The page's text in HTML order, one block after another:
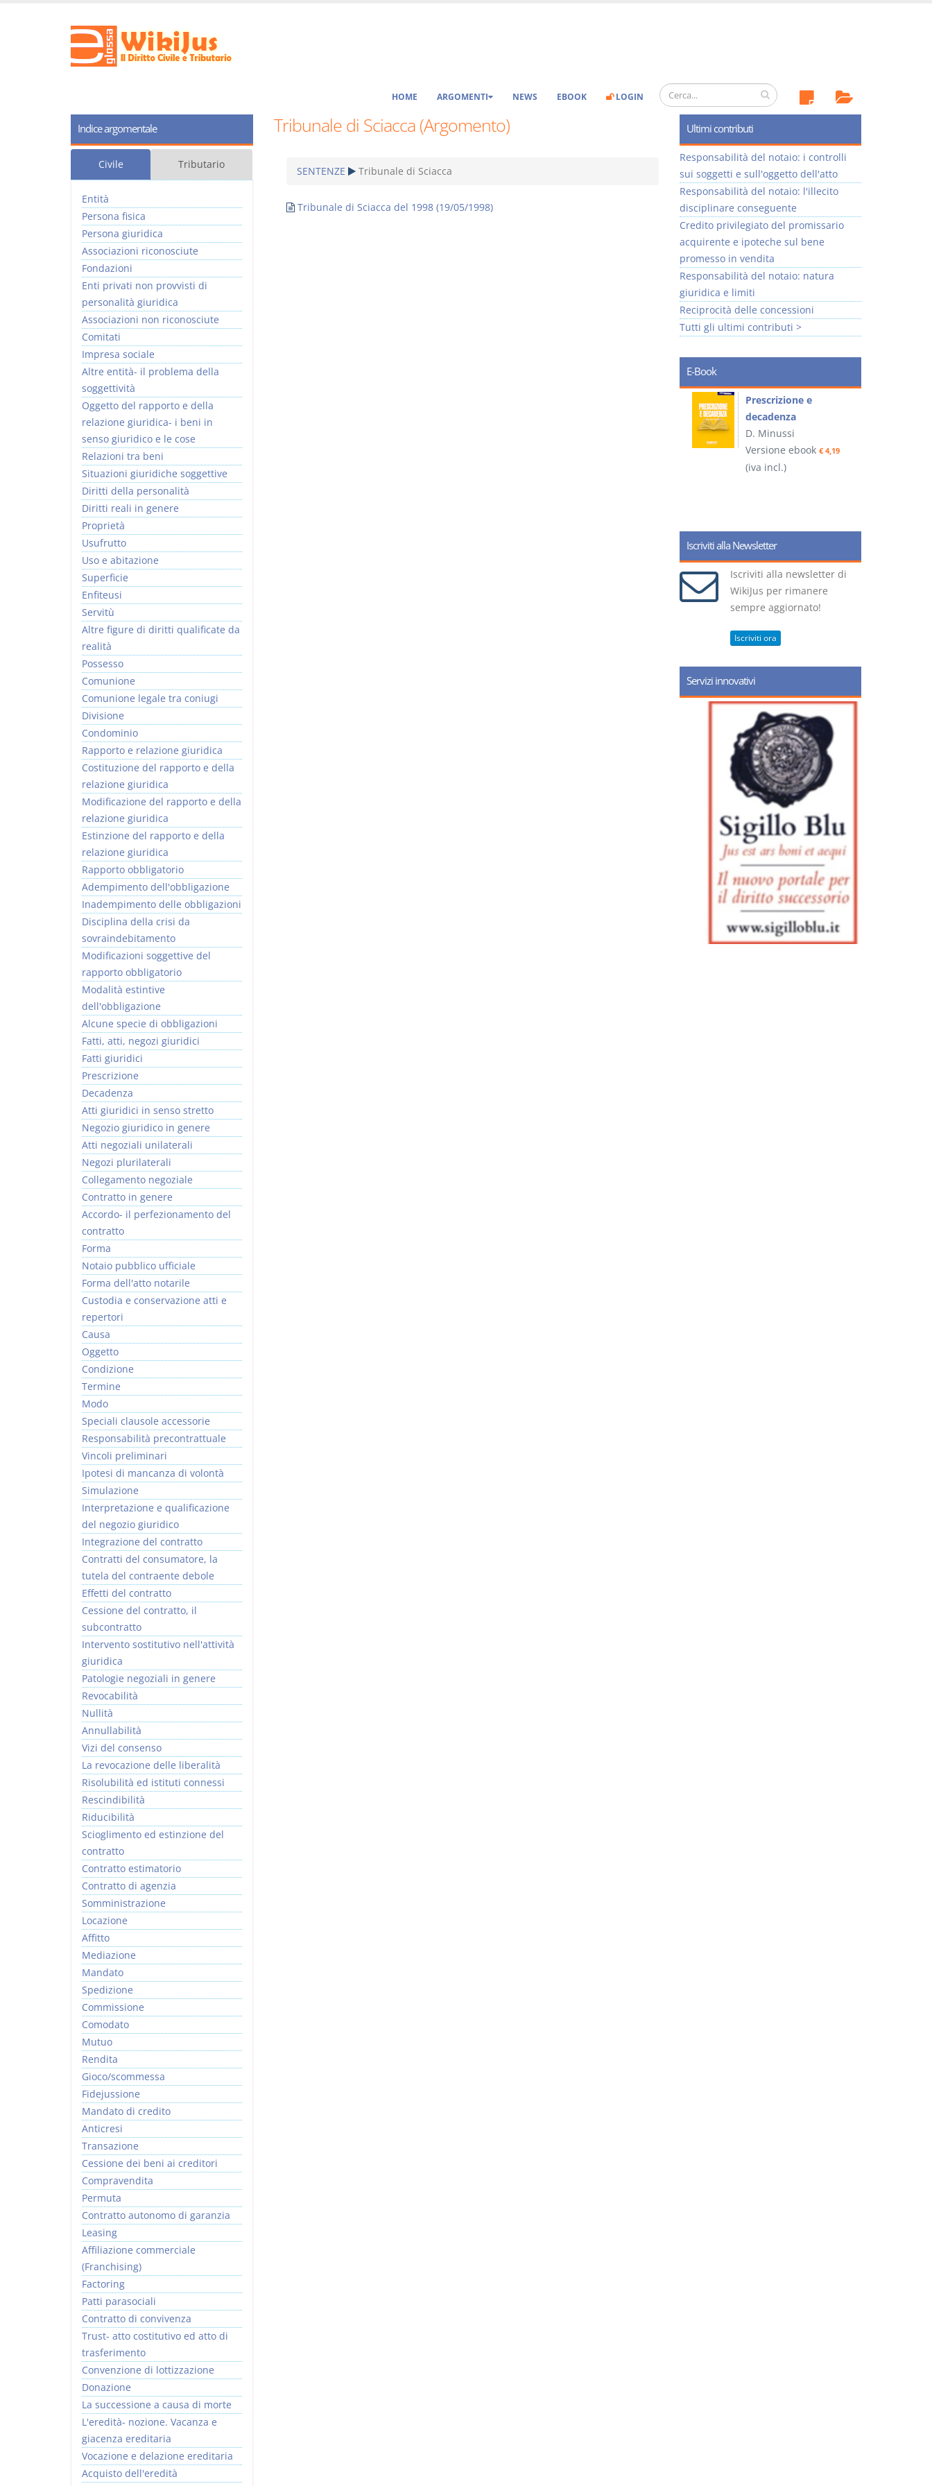
HOME ARGOMENTI NEWS EBOOK LOGIN
Tribunale di Sciacca (Argomento)
SENTENZE Tribunale di Sciacca
Tribunale di Sciacca del 1998 (19/05/1998)
Indice argomentale
Civile Tributario
Entità
Persona fisica
Persona giuridica
Associazioni riconosciute
Fondazioni
Enti privati non provvisti di
personalità giuridica
Associazioni non riconosciute
Comitati
Impresa sociale
Altre entità- il problema della
soggettività
Oggetto del rapporto e della
relazione giuridica- i beni in
senso giuridico e le cose
Relazioni tra beni
Situazioni giuridiche soggettive
Diritti della personalità
Diritti reali in genere
Proprietà
Usufrutto
Uso e abitazione
Superficie
Enfiteusi
Servitù
Altre figure di diritti qualificate da
realità
Possesso
Comunione
Comunione legale tra coniugi
Divisione
Condominio
Rapporto e relazione giuridica
Costituzione del rapporto e della
relazione giuridica
Modificazione del rapporto e della
relazione giuridica
Estinzione del rapporto e della
relazione giuridica
Rapporto obbligatorio
Adempimento dell'obbligazione
Inadempimento delle obbligazioni
Disciplina della crisi da
sovraindebitamento
Modificazioni soggettive del
rapporto obbligatorio
Modalità estintive
dell'obbligazione
Alcune specie di obbligazioni
Fatti, atti, negozi giuridici
Fatti giuridici
Prescrizione
Decadenza
Atti giuridici in senso stretto
Negozio giuridico in genere
Atti negoziali unilaterali
Negozi plurilaterali
Collegamento negoziale
Contratto in genere
Accordo- il perfezionamento del
contratto
Forma
Notaio pubblico ufficiale
Forma dell'atto notarile
Custodia e conservazione atti e
repertori
Causa
Oggetto
Condizione
Termine
Modo
Speciali clausole accessorie
Responsabilità precontrattuale
Vincoli preliminari
Ipotesi di mancanza di volontà
Simulazione
Interpretazione e qualificazione
del negozio giuridico
Integrazione del contratto
Contratti del consumatore, la
tutela del contraente debole
Effetti del contratto
Cessione del contratto, il
subcontratto
Intervento sostitutivo nell'attività
giuridica
Patologie negoziali in genere
Revocabilità
Nullità
Annullabilità
Vizi del consenso
La revocazione delle liberalità
Risolubilità ed istituti connessi
Rescindibilità
Riducibilità
Scioglimento ed estinzione del
contratto
Contratto estimatorio
Contratto di agenzia
Somministrazione
Locazione
Affitto
Mediazione
Mandato
Spedizione
Commissione
Comodato
Mutuo
Rendita
Gioco/scommessa
Fidejussione
Mandato di credito
Anticresi
Transazione
Cessione dei beni ai creditori
Compravendita
Permuta
Contratto autonomo di garanzia
Leasing
Affiliazione commerciale
(Franchising)
Factoring
Patti parasociali
Contratto di convivenza
Trust- atto costitutivo ed atto di
trasferimento
Convenzione di lottizzazione
Donazione
La successione a causa di morte
L'eredità- nozione. Vacanza e
giacenza ereditaria
Vocazione e delazione ereditaria
Acquisto dell'eredità
Ultimi contributi
Responsabilità del notaio: i controlli
sui soggetti e sull'oggetto dell'atto
Responsabilità del notaio: l'illecito
disciplinare conseguente
Credito privilegiato del promissario
acquirente e ipoteche sul bene
promesso in vendita
Responsabilità del notaio: natura
giuridica e limiti
Reciprocità delle concessioni
Tutti gli ultimi contributi >
E-Book
Prescrizione e
decadenza
D. Minussi
Versione ebook € 4,19
(iva incl.)
Iscriviti alla Newsletter
Iscriviti alla newsletter di
WikiJus per rimanere
sempre aggiornato!
Iscriviti ora
Servizi innovativi